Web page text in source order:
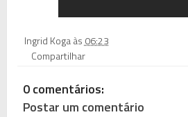
Ingrid Kogaàs 06:23
Compartilhar
0 comentários:
Postar um comentário